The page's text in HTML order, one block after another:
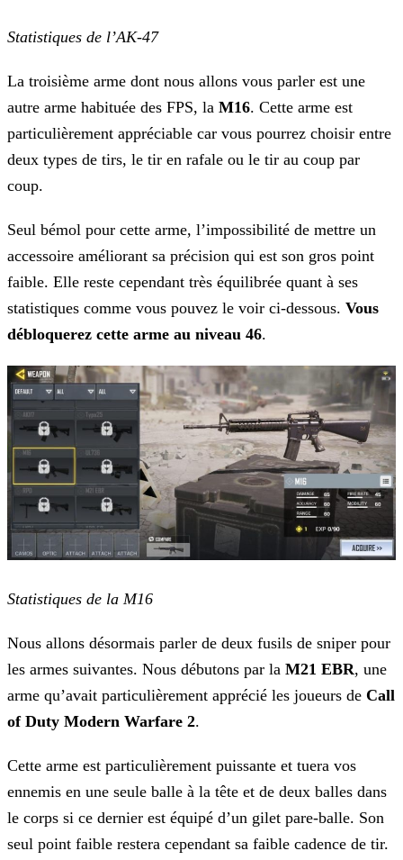
Statistiques de l’AK-47
La troisième arme dont nous allons vous parler est une
autre arme habituée des FPS, la M16. Cette arme est
particulièrement appréciable car vous pourrez choisir entre
deux types de tirs, le tir en rafale ou le tir au coup par
coup.
Seul bémol pour cette arme, l’impossibilité de mettre un
accessoire améliorant sa précision qui est son gros point
faible. Elle reste cependant très équilibrée quant à ses
statistiques comme vous pouvez le voir ci-dessous. Vous
débloquerez cette arme au niveau 46.
Statistiques de la M16
Nous allons désormais parler de deux fusils de sniper pour
les armes suivantes. Nous débutons par la M21 EBR, une
arme qu’avait particulièrement apprécié les joueurs de Call
of Duty Modern Warfare 2.
Cette arme est particulièrement puissante et tuera vos
ennemis en une seule balle à la tête et de deux balles dans
le corps si ce dernier est équipé d’un gilet pare-balle. Son
seul point faible restera cependant sa faible cadence de tir.